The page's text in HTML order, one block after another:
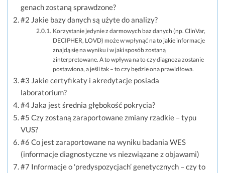
genach zostaną sprawdzone?
#2 Jakie bazy danych są użyte do analizy?
Korzystanie jedynie z darmowych baz danych (np. ClinVar,
DECIPHER, LOVD) może w wpłynąć na to jakie informacje
znajdą się na wyniku i w jaki sposób zostaną
zinterpretowane. A to wpływa na to czy diagnoza zostanie
postawiona, a jeśli tak – to czy będzie ona prawidłowa.
#3 Jakie certyfikaty i akredytacje posiada
laboratorium?
#4 Jaka jest średnia głębokość pokrycia?
#5 Czy zostaną zaraportowane zmiany rzadkie – typu
VUS?
#6 Co jest zaraportowane na wyniku badania WES
(informacje diagnostyczne vs niezwiązane z objawami)
#7 Informacje o 'predyspozycjach’ genetycznych – czy to